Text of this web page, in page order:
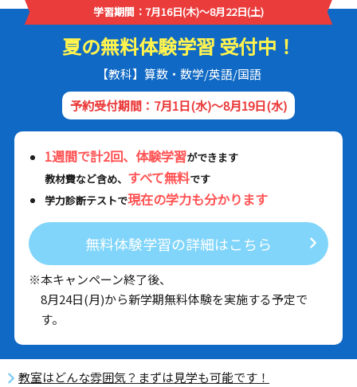
学習期間：7月16日(木)～8月22日(土)
夏の無料体験学習 受付中！
【教科】算数・数学/英語/国語
予約受付期間：7月1日(水)～8月19日(水)
1週間で計2回、体験学習ができます
教材費など含め、 すべて無料です
学力診断テストで現在の学力も分かります
無料体験学習の詳細はこちら
※本キャンペーン終了後、
8月24日(月)から新学期無料体験を実施する予定で
す。
教室はどんな雰囲気？まずは見学も可能です！